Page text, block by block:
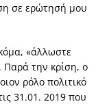
σε ερώτησή μου
«άλλωστε
Παρά την κρίση, ο
ρόλο πολιτικό
31.01. 2019 που